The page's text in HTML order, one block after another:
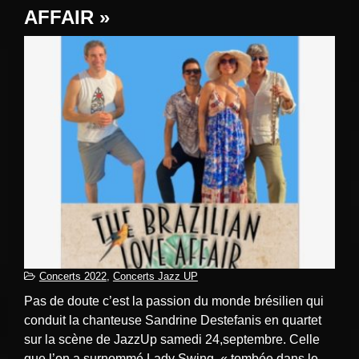
AFFAIR »
Concerts 2022, Concerts Jazz UP
Pas de doute c’est la passion du monde brésilien qui
conduit la chanteuse Sandrine Destefanis en quartet
sur la scène de JazzUp samedi 24,septembre. Celle